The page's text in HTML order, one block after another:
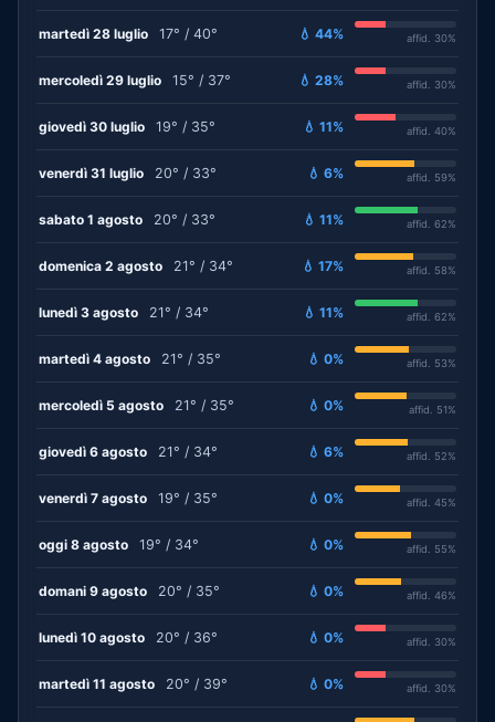
martedì 28 luglio 17° / 40° 💧 44% affid. 30%
mercoledì 29 luglio 15° / 37° 💧 28% affid. 30%
giovedì 30 luglio 19° / 35° 💧 11% affid. 40%
venerdì 31 luglio 20° / 33° 💧 6% affid. 59%
sabato 1 agosto 20° / 33° 💧 11% affid. 62%
domenica 2 agosto 21° / 34° 💧 17% affid. 58%
lunedì 3 agosto 21° / 34° 💧 11% affid. 62%
martedì 4 agosto 21° / 35° 💧 0% affid. 53%
mercoledì 5 agosto 21° / 35° 💧 0% affid. 51%
giovedì 6 agosto 21° / 34° 💧 6% affid. 52%
venerdì 7 agosto 19° / 35° 💧 0% affid. 45%
oggi 8 agosto 19° / 34° 💧 0% affid. 55%
domani 9 agosto 20° / 35° 💧 0% affid. 46%
lunedì 10 agosto 20° / 36° 💧 0% affid. 30%
martedì 11 agosto 20° / 39° 💧 0% affid. 30%